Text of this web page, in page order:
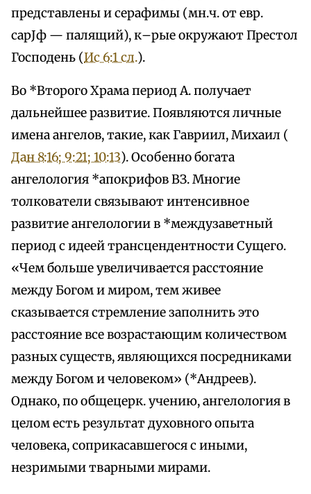
представлены и серафимы (мн.ч. от евр.
сарЈф — палящий), к–рые окружают Престол
Господень (Ис 6:1 сл.).
Во *Второго Храма период А. получает
дальнейшее развитие. Появляются личные
имена ангелов, такие, как Гавриил, Михаил (
Дан 8:16; 9:21; 10:13). Особенно богата
ангелология *апокрифов ВЗ. Многие
толкователи связывают интенсивное
развитие ангелологии в *междузаветный
период с идеей трансцендентности Сущего.
«Чем больше увеличивается расстояние
между Богом и миром, тем живее
сказывается стремление заполнить это
расстояние все возрастающим количеством
разных существ, являющихся посредниками
между Богом и человеком» (*Андреев).
Однако, по общецерк. учению, ангелология в
целом есть результат духовного опыта
человека, соприкасавшегося с иными,
незримыми тварными мирами.